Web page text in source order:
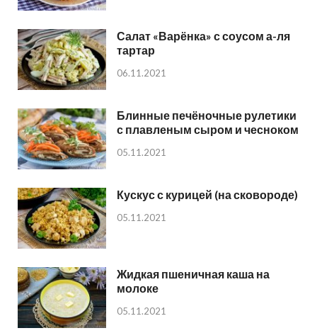
Салат «Варёнка» с соусом а-ля
тартар
06.11.2021
Блинные печёночные рулетики
с плавленым сыром и чесноком
05.11.2021
Кускус с курицей (на сковороде)
05.11.2021
Жидкая пшеничная каша на
молоке
05.11.2021